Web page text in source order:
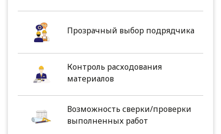
Прозрачный выбор подрядчика
Контроль расходования
материалов
Возможность сверки/проверки
выполненных работ